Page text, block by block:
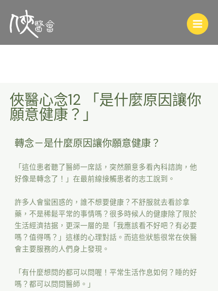
俠醫心念12 「是什麼原因讓你
願意健康？」
轉念－是什麼原因讓你願意健康？
「這位患者聽了醫師一席話，突然願意多看內科諮詢，他
好像是轉念了！」在最前線接觸患者的志工說到。
許多人會蠻困惑的，誰不想要健康？不舒服就去看診拿
藥，不是稀鬆平常的事情嗎？很多時候人的健康除了限於
生活經濟拮据，更深一層的是「我應該看不好吧？有必要
嗎？值得嗎？」這樣的心理對話。而這些狀態很常在俠醫
會主要服務的人們身上發現。
「有什麼想問的都可以問喔！平常生活作息如何？睡的好
嗎？都可以問問醫師。」